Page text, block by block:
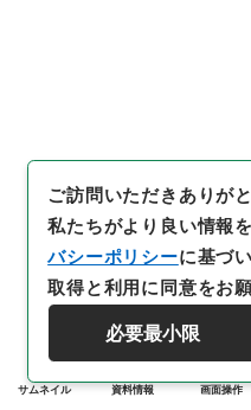
サムネイル 資料情報 画面操作
ご訪問いただきありが
私たちがより良い情報
バシーポリシーに基づ
取得と利用に同意をお
必要最小限